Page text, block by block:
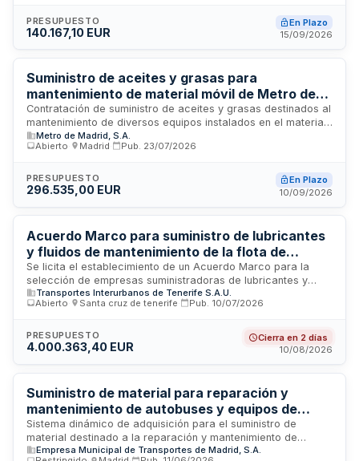
carácter estimativo y puede modificarse según las
necesidades operativas de la empresa de transporte
PRESUPUESTO
140.167,10 EUR
En Plazo
15/09/2026
Suministro de aceites y grasas para
mantenimiento de material móvil de Metro de
Madrid
Contratación de suministro de aceites y grasas destinados al
mantenimiento de diversos equipos instalados en el material
móvil de Metro de Madrid. El suministro se ejecutará durante
treinta meses o hasta agotar el importe de licitación. La
más bajo, conforme a los criterios de mejor precio
establecidos en el procedimiento abierto de contratación.
Metro de Madrid, S.A.
Abierto
Madrid Pub. 23/07/2026
PRESUPUESTO
296.535,00 EUR
En Plazo
10/09/2026
Acuerdo Marco para suministro de lubricantes
y fluidos de mantenimiento de la flota de
autobuses de TITSA
Se licita el establecimiento de un Acuerdo Marco para la
selección de empresas suministradoras de lubricantes y
otros fluidos destinados al mantenimiento y funcionamiento
de la flota de autobuses de la empresa pública TITSA. El
derivados que se adjudiquen durante su vigencia, cubriendo
aceites lubricantes, agentes lubricantes y productos
de Contratos del Sector Público.
Transportes Interurbanos de Tenerife S.A.U.
Abierto
Santa cruz de tenerife Pub. 10/07/2026
PRESUPUESTO
4.000.363,40 EUR
Cierra en 2 días
10/08/2026
Suministro de material para reparación y
mantenimiento de autobuses y equipos de
taller - Empresa Municipal de Transportes de
Madrid
Sistema dinámico de adquisición para el suministro de
material destinado a la reparación y mantenimiento de
autobuses, vehículos auxiliares y equipos de taller de la
Empresa Municipal de Transportes de Madrid, S.A.